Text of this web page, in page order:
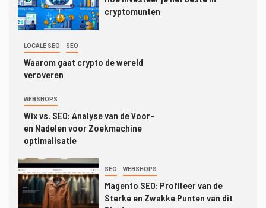
en Nadelen voor Zoekmachine
5 SEO WEBSHOPS
cryptomunten
LOCALE SEO SEO
Waarom gaat crypto de wereld
veroveren
WEBSHOPS
Wix vs. SEO: Analyse van de Voor-
en Nadelen voor Zoekmachine
optimalisatie
SEO WEBSHOPS
Magento SEO: Profiteer van de
Sterke en Zwakke Punten van dit